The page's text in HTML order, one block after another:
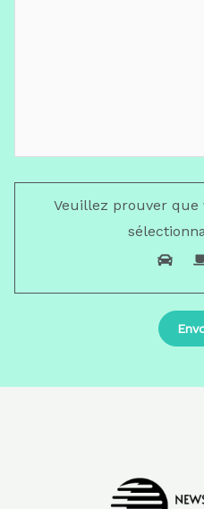
Veuillez prouver que